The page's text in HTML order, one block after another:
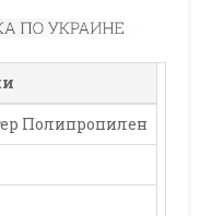
Полипропилен